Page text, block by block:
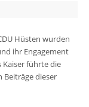
Hüsten wurden
ihr Engagement
Kaiser führte die
dieser